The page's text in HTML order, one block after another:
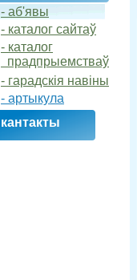
- аб'явы
- каталог сайтаў
- кaталог
прадпрыемстваў
- гарадскія навіны
- артыкула
кантакты